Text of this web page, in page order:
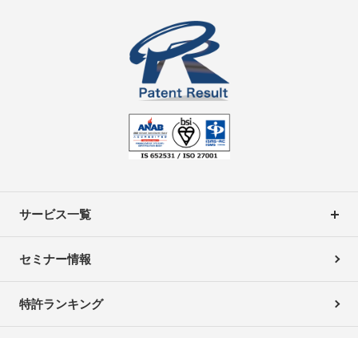
サービス一覧
セミナー情報
特許ランキング